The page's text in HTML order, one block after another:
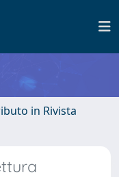
in Rivista